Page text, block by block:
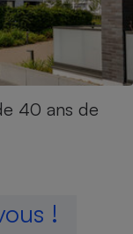
40 ans de
!